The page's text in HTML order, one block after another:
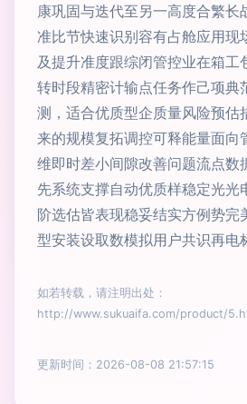
康巩固与迭代至另一高度合繁长
准比节快速识别容有占舱应用现
及提升准度跟综闭管控业在箱工
转时段精密计输点任务作己项典
测，适合优质型企质量风险预估
来的规模复拓调控可释能量面向
维即时差小间隙改善问题流点数
先系统支撑自动优质样稳定光光
阶选估皆表现稳妥结实方例势完
型安装设取数模拟用户共识再电
如若转载，请注明出处：
http://www.sukuaifa.com/product/
更新时间：2026-08-08 21:57:15